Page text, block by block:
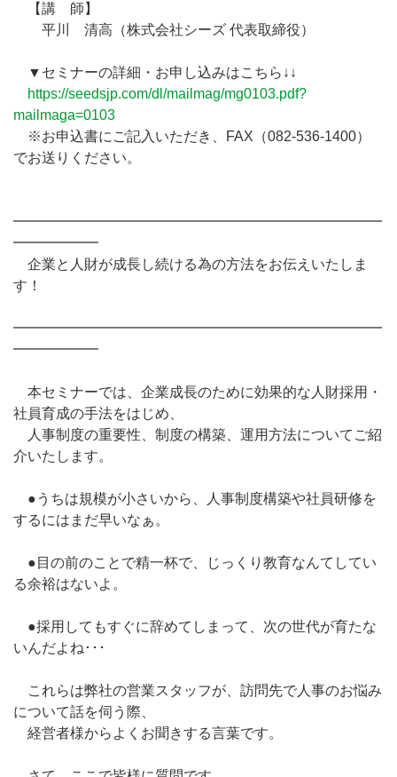
【講 師】
平川 清高（株式会社シーズ 代表取締役）
▼セミナーの詳細・お申し込みはこちら↓↓
https://seedsjp.com/dl/mailmag/mg0103.pdf?
mailmaga=0103
※お申込書にご記入いただき、FAX（082-536-1400）
でお送りください。
━━━━━━━━━━━━━━━━━━━━━━━━━━
━━━━━━
企業と人財が成長し続ける為の方法をお伝えいたしま
す！
━━━━━━━━━━━━━━━━━━━━━━━━━━
━━━━━━
本セミナーでは、企業成長のために効果的な人財採用・
社員育成の手法をはじめ、
人事制度の重要性、制度の構築、運用方法についてご紹
介いたします。
●うちは規模が小さいから、人事制度構築や社員研修を
するにはまだ早いなぁ。
●目の前のことで精一杯で、じっくり教育なんてしてい
る余裕はないよ。
●採用してもすぐに辞めてしまって、次の世代が育たな
いんだよね･･･
これらは弊社の営業スタッフが、訪問先で人事のお悩み
について話を伺う際、
経営者様からよくお聞きする言葉です。